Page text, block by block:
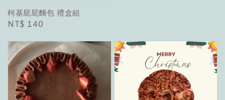
柯基屁屁麵包 禮盒組
Regular
NT$ 140